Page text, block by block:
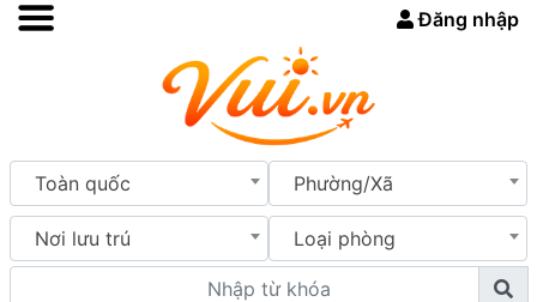
Đăng nhập
Toàn quốc Phường/Xã
Nơi lưu trú Loại phòng